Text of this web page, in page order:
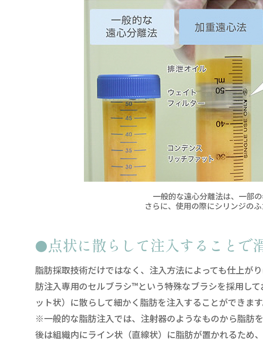
一般的な遠心分離法は、一部
さらに、使用の際にシリンジのふ
点状に散らして注入することで
脂肪採取技術だけではなく、注入方法によっても仕上が
肪注入専用のセルブラシ™という特殊なブラシを採用し
ット状）に散らして細かく脂肪を注入することができます
※一般的な脂肪注入では、注射器のようなものから脂肪
後は組織内にライン状（直線状）に脂肪が置かれるため